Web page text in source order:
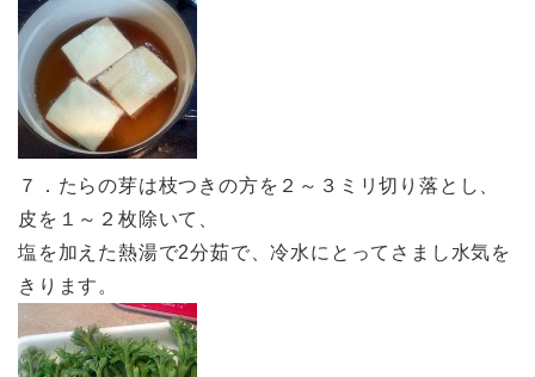
７．たらの芽は枝つきの方を２～３ミリ切り落とし、
皮を１～２枚除いて、
塩を加えた熱湯で2分茹で、冷水にとってさまし水気を
きります。